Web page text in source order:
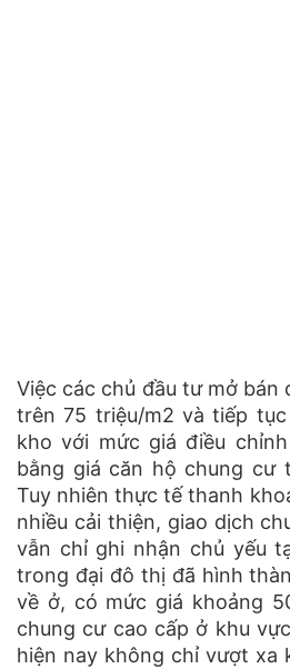
Việc các chủ đầu tư mở bán
trên 75 triệu/m2 và tiếp
kho với mức giá điều
bằng giá căn hộ chung cư
Tuy nhiên thực tế thanh
nhiều cải thiện, giao dịch
vẫn chỉ ghi nhận chủ yếu
trong đại đô thị đã hình
về ở, có mức giá khoảng
chung cư cao cấp ở khu
hiện nay không chỉ vượt xa